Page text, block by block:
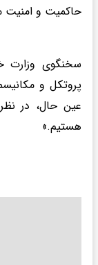
حاکمیت و امنیت
سخنگوی وزارت
پروتکل و
عین حال، در
هستیم.»